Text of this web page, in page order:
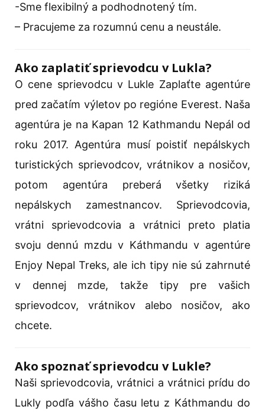
-Sme flexibilný a podhodnotený tím.
– Pracujeme za rozumnú cenu a neustále.
Ako zaplatiť sprievodcu v Lukla?
O cene sprievodcu v Lukle Zaplaťte agentúre
pred začatím výletov po regióne Everest. Naša
agentúra je na Kapan 12 Kathmandu Nepál od
roku 2017. Agentúra musí poistiť nepálskych
turistických sprievodcov, vrátnikov a nosičov,
potom agentúra preberá všetky riziká
nepálskych zamestnancov. Sprievodcovia,
vrátni sprievodcovia a vrátnici preto platia
svoju dennú mzdu v Káthmandu v agentúre
Enjoy Nepal Treks, ale ich tipy nie sú zahrnuté
v dennej mzde, takže tipy pre vašich
sprievodcov, vrátnikov alebo nosičov, ako
chcete.
Ako spoznať sprievodcu v Lukle?
Naši sprievodcovia, vrátnici a vrátnici prídu do
Lukly podľa vášho času letu z Káthmandu do